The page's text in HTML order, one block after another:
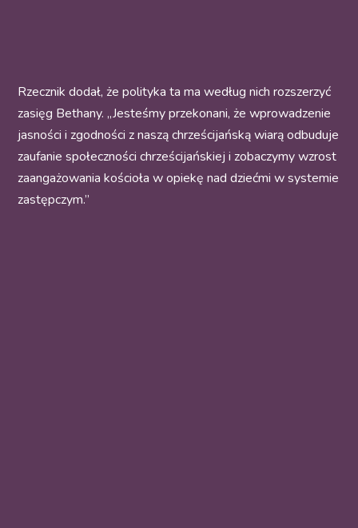
Rzecznik dodał, że polityka ta ma według nich rozszerzyć
zasięg Bethany. „Jesteśmy przekonani, że wprowadzenie
jasności i zgodności z naszą chrześcijańską wiarą odbuduje
zaufanie społeczności chrześcijańskiej i zobaczymy wzrost
zaangażowania kościoła w opiekę nad dziećmi w systemie
zastępczym.”